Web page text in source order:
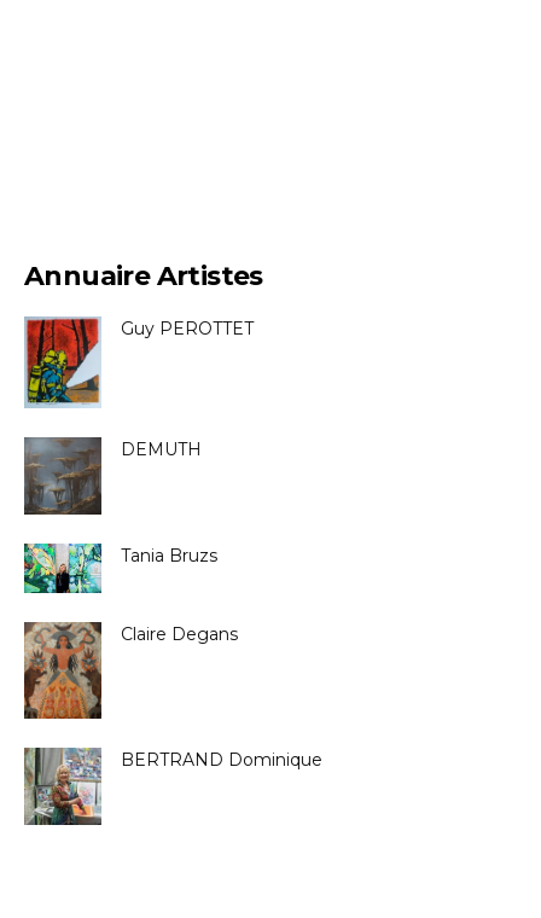
Annuaire Artistes
Guy PEROTTET
DEMUTH
Tania Bruzs
Claire Degans
BERTRAND Dominique